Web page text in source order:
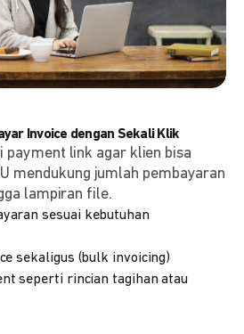
Invoice dengan Sekali Klik
link agar klien bisa
mendukung jumlah pembayaran
lampiran file.
sesuai kebutuhan
sekaligus (bulk invoicing)
seperti rincian tagihan atau